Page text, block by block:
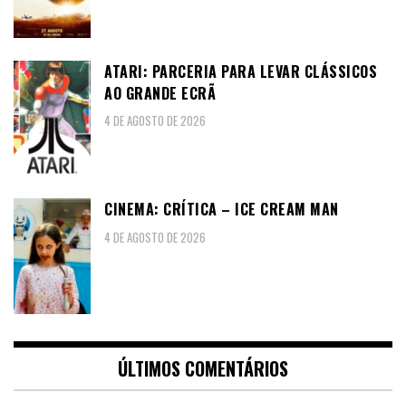
ATARI: PARCERIA PARA LEVAR CLÁSSICOS
AO GRANDE ECRÃ
4 DE AGOSTO DE 2026
CINEMA: CRÍTICA – ICE CREAM MAN
4 DE AGOSTO DE 2026
ÚLTIMOS COMENTÁRIOS